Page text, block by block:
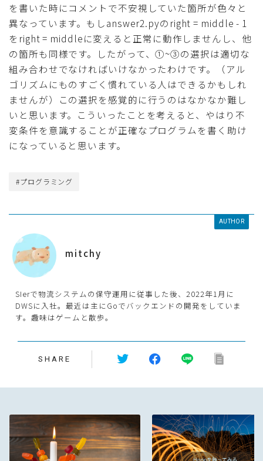
を書いた時にコメントで不安視していた箇所が色々と
異なっています。もしanswer2.pyのright = middle - 1
をright = middleに変えると正常に動作しませんし、他
の箇所も同様です。したがって、①~③の選択は適切な
組み合わせでなければいけなかったわけです。（アル
ゴリズムにものすごく慣れている人はできるかもしれ
ませんが）この選択を感覚的に行うのはなかなか難し
いと思います。こういったことを考えると、やはり不
変条件を意識することが正確なプログラムを書く助け
になっていると思います。
#プログラミング
AUTHOR
mitchy
SIerで物流システムの保守運用に従事した後、2022年1月に
DWSに入社。最近は主にGoでバックエンドの開発をしていま
す。趣味はゲームと散歩。
SHARE